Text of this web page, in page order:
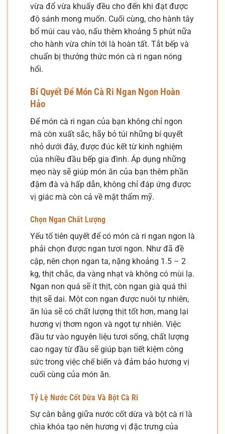
vừa đổ vừa khuấy đều cho đến khi đạt được
độ sánh mong muốn. Cuối cùng, cho hành tây
bổ múi cau vào, nấu thêm khoảng 5 phút nữa
cho hành vừa chín tới là hoàn tất. Tắt bếp và
chuẩn bị thưởng thức món cà ri ngan nóng
hổi.
Bí Quyết Để Món Cà Ri Ngan Ngon Hoàn
Hảo
Để món cà ri ngan của bạn không chỉ ngon
mà còn xuất sắc, hãy bỏ túi những bí quyết
nhỏ dưới đây, được đúc kết từ kinh nghiệm
của nhiều đầu bếp gia đình. Áp dụng những
mẹo này sẽ giúp món ăn của bạn thêm phần
đậm đà và hấp dẫn, không chỉ đáp ứng được
vị giác mà còn cả về mặt thẩm mỹ.
Chọn Ngan Chất Lượng
Yếu tố tiên quyết để có món cà ri ngan ngon là
phải chọn được ngan tươi ngon. Như đã đề
cập, nên chọn ngan ta, nặng khoảng 1.5 – 2
kg, thịt chắc, da vàng nhạt và không có mùi lạ.
Ngan non quá sẽ ít thịt, còn ngan già quá thì
thịt sẽ dai. Một con ngan được nuôi tự nhiên,
ăn lúa sẽ có chất lượng thịt tốt hơn, mang lại
hương vị thơm ngon và ngọt tự nhiên. Việc
đầu tư vào nguyên liệu tươi sống, chất lượng
cao ngay từ đầu sẽ giúp bạn tiết kiệm công
sức trong việc chế biến và đảm bảo hương vị
cuối cùng của món ăn.
Tỷ Lệ Nước Cốt Dừa Và Bột Cà Ri
Sự cân bằng giữa nước cốt dừa và bột cà ri là
chìa khóa tạo nên hương vị đặc trưng của